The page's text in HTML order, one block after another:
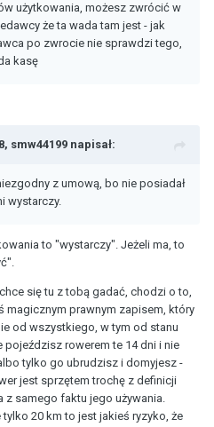
użytkowania, możesz zwrócić w
że ta wada tam jest - jak
po zwrocie nie sprawdzi tego,
kasę
smw44199 napisał:
z umową, bo nie posiadał
wystarczy.
to "wystarczy". Jeżeli ma, to
się tu z tobą gadać, chodzi o to,
magicznym prawnym zapisem, który
od wszystkiego, w tym od stanu
pojeździsz rowerem te 14 dni i nie
tylko go ubrudzisz i domyjesz -
jest sprzętem trochę z definicji
z samego faktu jego używania.
20 km to jest jakieś ryzyko, że